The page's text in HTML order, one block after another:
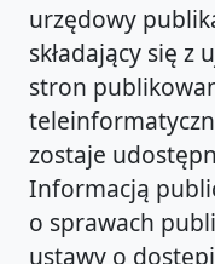
urzędowy
składający się
stron
zostaje
Informacją
o sprawach
ustawy o